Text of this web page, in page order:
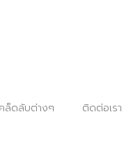
ล็ดลับต่างๆ ติดต่อเรา